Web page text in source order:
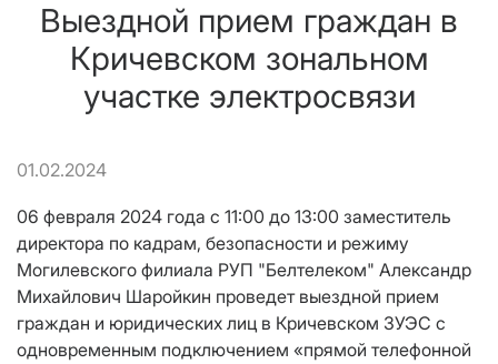
Выездной прием граждан в
Кричевском зональном
участке электросвязи
01.02.2024
06 февраля 2024 года с 11:00 до 13:00 заместитель
директора по кадрам, безопасности и режиму
Могилевского филиала РУП "Белтелеком" Александр
Михайлович Шаройкин проведет выездной прием
граждан и юридических лиц в Кричевском ЗУЭС с
одновременным подключением «прямой телефонной